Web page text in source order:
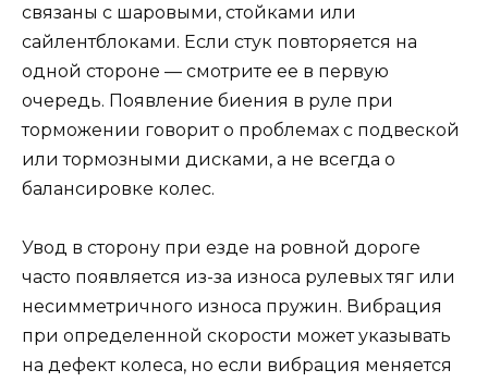
связаны с шаровыми, стойками или
сайлентблоками. Если стук повторяется на
одной стороне — смотрите ее в первую
очередь. Появление биения в руле при
торможении говорит о проблемах с подвеской
или тормозными дисками, а не всегда о
балансировке колес.
Увод в сторону при езде на ровной дороге
часто появляется из-за износа рулевых тяг или
несимметричного износа пружин. Вибрация
при определенной скорости может указывать
на дефект колеса, но если вибрация меняется